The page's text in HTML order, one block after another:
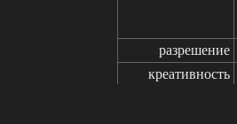
разрешение
креативность